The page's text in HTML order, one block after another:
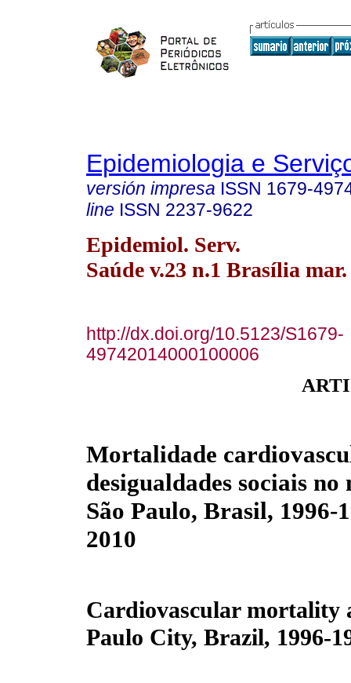
Epidemiologia e
versión impresa ISSN 1679-
line ISSN 2237-9622
Epidemiol. Serv.
Saúde v.23 n.1 Brasília mar.
http://dx.doi.org/10.5123/S1679-
49742014000100006
Mortalidade
desigualdades sociais
São Paulo, Brasil, 1996-
2010
Cardiovascular mortality
Paulo City, Brazil, 1996-